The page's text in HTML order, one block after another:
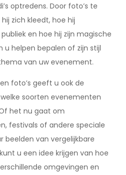
optredens. Door foto’s te
zich kleedt, hoe hij
en hoe hij zijn magische
u helpen bepalen of zijn stijl
van uw evenement.
foto’s geeft u ook de
soorten evenementen
het nu gaat om
festivals of andere speciale
beelden van vergelijkbare
u een idee krijgen van hoe
omgevingen en